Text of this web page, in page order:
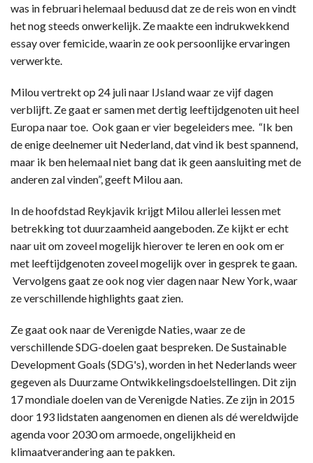
was in februari helemaal beduusd dat ze de reis won en vindt
het nog steeds onwerkelijk. Ze maakte een indrukwekkend
essay over femicide, waarin ze ook persoonlijke ervaringen
verwerkte.
Milou vertrekt op 24 juli naar IJsland waar ze vijf dagen
verblijft. Ze gaat er samen met dertig leeftijdgenoten uit heel
Europa naar toe. Ook gaan er vier begeleiders mee. “Ik ben
de enige deelnemer uit Nederland, dat vind ik best spannend,
maar ik ben helemaal niet bang dat ik geen aansluiting met de
anderen zal vinden”, geeft Milou aan.
In de hoofdstad Reykjavik krijgt Milou allerlei lessen met
betrekking tot duurzaamheid aangeboden. Ze kijkt er echt
naar uit om zoveel mogelijk hierover te leren en ook om er
met leeftijdgenoten zoveel mogelijk over in gesprek te gaan.
Vervolgens gaat ze ook nog vier dagen naar New York, waar
ze verschillende highlights gaat zien.
Ze gaat ook naar de Verenigde Naties, waar ze de
verschillende SDG-doelen gaat bespreken. De Sustainable
Development Goals (SDG's), worden in het Nederlands weer
gegeven als Duurzame Ontwikkelingsdoelstellingen. Dit zijn
17 mondiale doelen van de Verenigde Naties. Ze zijn in 2015
door 193 lidstaten aangenomen en dienen als dé wereldwijde
agenda voor 2030 om armoede, ongelijkheid en
klimaatverandering aan te pakken.